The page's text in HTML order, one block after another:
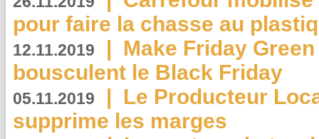
pour faire la chasse au
12.11.2019 | Make Friday
bousculent le Black Friday
05.11.2019 | Le Producteur
supprime les marges